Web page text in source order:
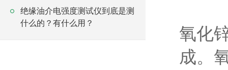
绝缘油介电强度测试仪到底是测
什么的？有什么用？
氧化
成。